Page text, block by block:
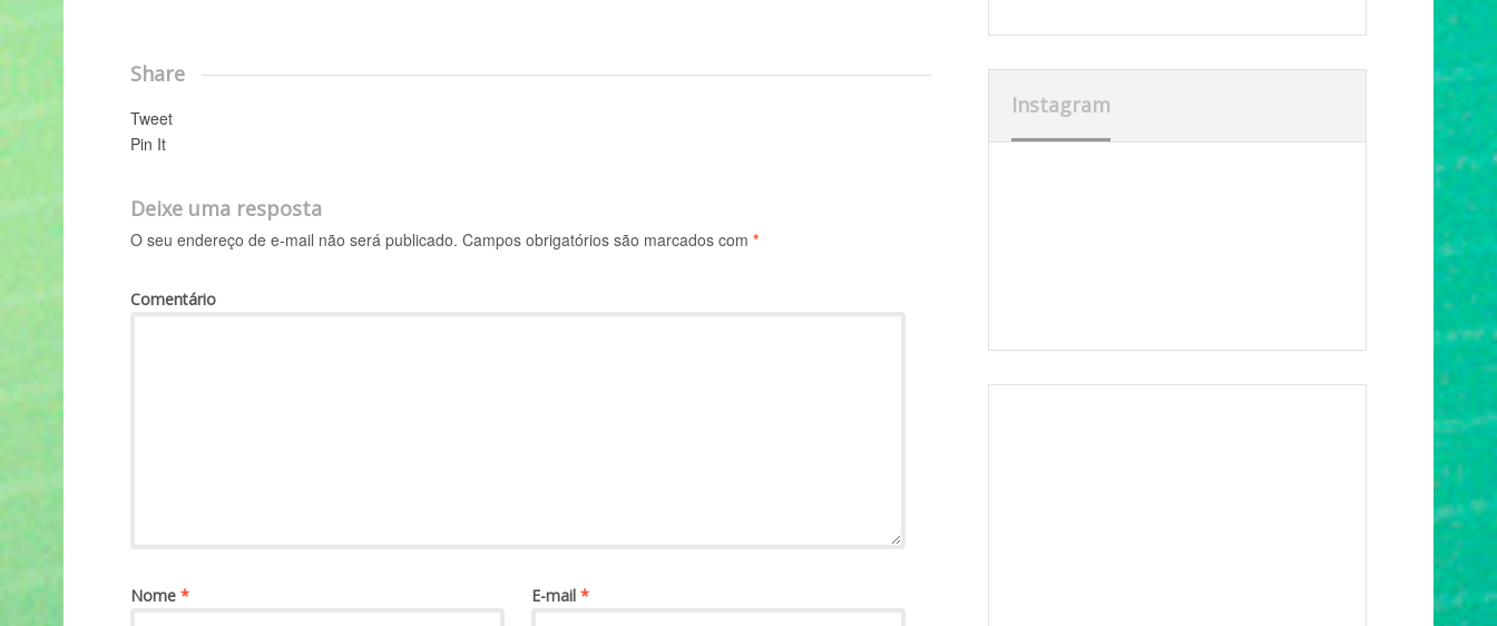
Share
Tweet
Pin It
Deixe uma resposta
O seu endereço de e-mail não será publicado. Campos obrigatórios são marcados com *
Comentário
Nome * E-mail *
Instagram